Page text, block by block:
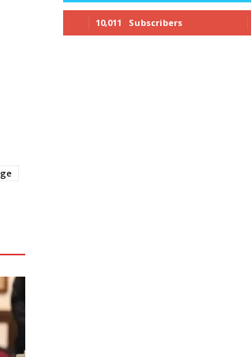
10,011 Subscribers